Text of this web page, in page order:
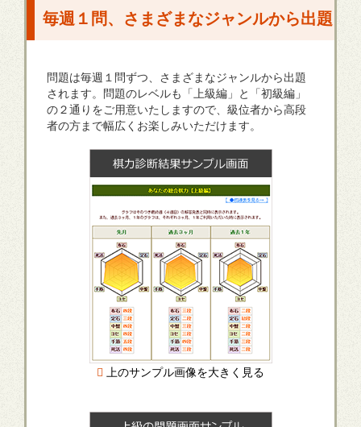
毎週１問、さまざまなジャンルから出題
問題は毎週１問ずつ、さまざまなジャンルから出題
されます。問題のレベルも「上級編」と「初級編」
の２通りをご用意いたしますので、級位者から高段
者の方まで幅広くお楽しみいただけます。
上のサンプル画像を大きく見る